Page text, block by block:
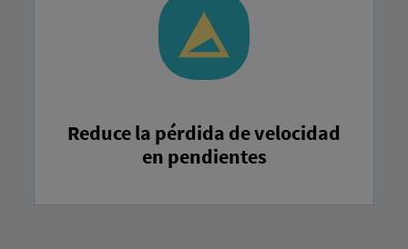
Reduce la pérdida de velocidad
en pendientes